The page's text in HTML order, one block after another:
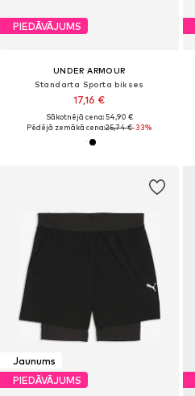
PIEDĀVĀJUMS
UNDER ARMOUR
Standarta Sporta bikses
17,16 €
Sākotnējā cena: 54,90 €
Pēdējā zemākā cena:25,74 €-33%
Jaunums
PIEDĀVĀJUMS